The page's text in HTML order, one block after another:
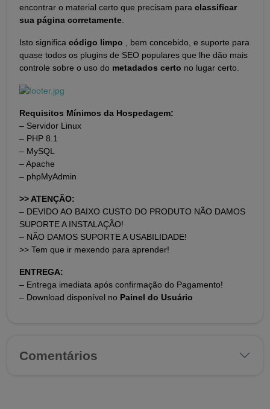
encontrar o material certo que precisam para classificar
sua página corretamente
Isto significa código limpo , bem concebido, e suporte para
quase todos os plugins de SEO populares que lhe dão mais
controle sobre o uso do metadados certo no lugar certo.
Requisitos Mínimos da Hospedagem:
– Servidor Linux
– PHP 8.1
– MySQL
– Apache
– phpMyAdmin
>> ATENÇÃO:
– DEVIDO AO BAIXO CUSTO DO PRODUTO NÃO DAMOS
SUPORTE A INSTALAÇÃO!
– NÃO DAMOS SUPORTE A USABILIDADE!
>> Tem que ir mexendo para aprender!
ENTREGA:
– Entrega imediata após confirmação do Pagamento!
– Download disponível no Painel do Usuário
Comentários